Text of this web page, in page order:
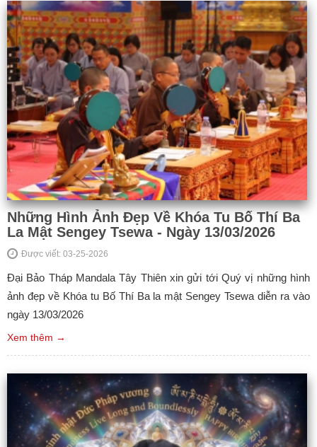
Những Hình Ảnh Đẹp Về Khóa Tu Bố Thí Ba
La Mật Sengey Tsewa - Ngày 13/03/2026
Được viết: 03-25-2026
Đại Bảo Tháp Mandala Tây Thiên xin gửi tới Quý vị những hình
ảnh đẹp về Khóa tu Bố Thí Ba la mật Sengey Tsewa diễn ra vào
ngày 13/03/2026
Xem thêm →